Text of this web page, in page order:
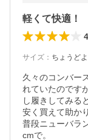
軽くて快適！
4
サイズ ： ちょうど
久々のコンバー
れていたのです
し履きしてみる
安く買えて助か
普段ニューバラ
cmで。